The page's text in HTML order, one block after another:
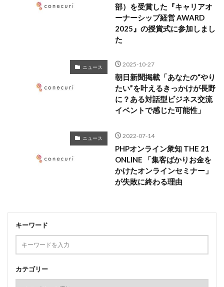
部）を受賞した『キャリアオ
ーナーシップ経営 AWARD
2025』の授賞式に参加しまし
た
ニュース 2025-10-27
朝日新聞掲載「あなたの“やり
たい”を叶えるきっかけが長野
に？ある対話型ビジネス交流
イベントで感じた可能性」
ニュース 2022-07-14
PHPオンライン衆知 THE 21
ONLINE 「集客ばかりお金を
かけたオンラインセミナー」
が失敗に終わる理由
キーワード
カテゴリー